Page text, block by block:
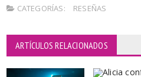
CATEGORÍAS: RESEÑAS
ARTÍCULOS RELACIONADOS